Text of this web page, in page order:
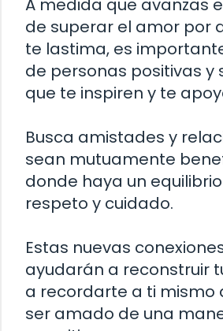
A medida que avanzas
de superar el amor por
te lastima, es
de personas positivas y
que te inspiren y te
Busca amistades y
sean mutuamente
donde haya un
respeto y cuidado.
Estas nuevas
ayudarán a reconstruir
a recordarte a ti mismo
ser amado de una